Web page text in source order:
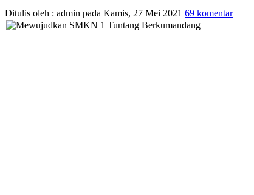
Ditulis oleh : admin pada Kamis, 27 Mei 2021 69 komentar